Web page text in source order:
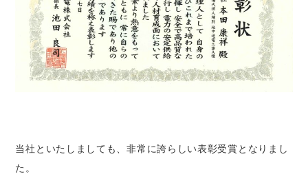
当社といたしましても、非常に誇らしい表彰受賞となりまし
た。